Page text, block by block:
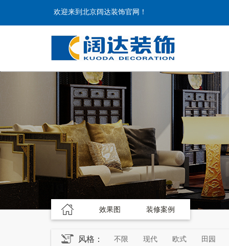
欢迎来到北京阔达装饰官网！
效果图 装修案例
风格： 不限 现代 欧式 田园